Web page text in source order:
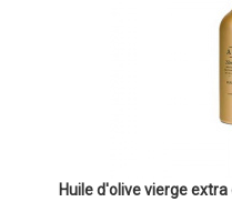
Huile d'olive vierge